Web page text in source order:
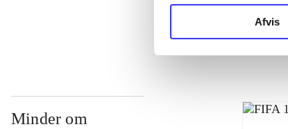
Afvis
NHL (Pc)
Minder om